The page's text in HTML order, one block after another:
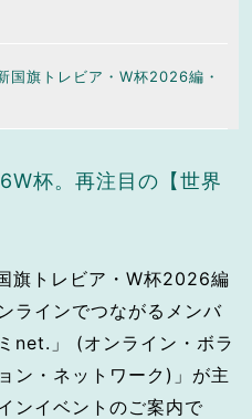
国旗トレビア・W杯2026編・
杯。再注目の【世界
旗トレビア・W杯2026編
ラインでつながるメンバ
net.」 (オンライン・ボラ
ン・ネットワーク)」が主
ンイベントのご案内で